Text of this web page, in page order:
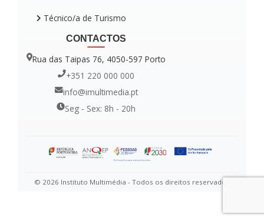
Técnico/a de Turismo
CONTACTOS
Rua das Taipas 76, 4050-597 Porto
+351 220 000 000
info@imultimedia.pt
Seg - Sex: 8h - 20h
© 2026 Instituto Multimédia - Todos os direitos reservados